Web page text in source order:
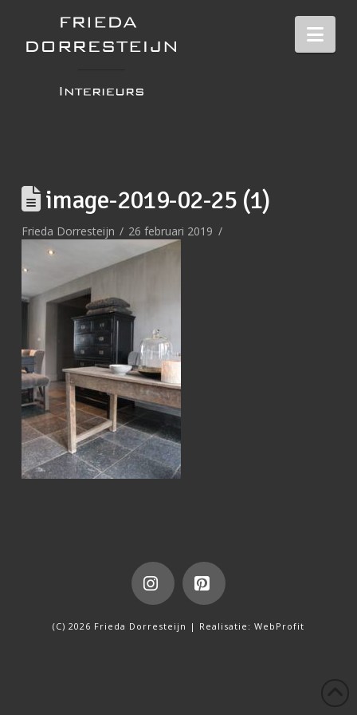
image-2019-02-25 (1)
Frieda Dorresteijn 26 februari 2019
InstagramPinterest
(C) 2026 Frieda Dorresteijn | Realisatie: WebProfit